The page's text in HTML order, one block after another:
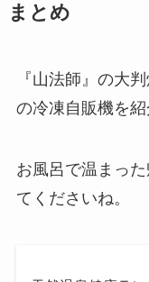
まとめ
『山法師』の大
の冷凍自販機を紹
お風呂で温まっ
てくださいね。